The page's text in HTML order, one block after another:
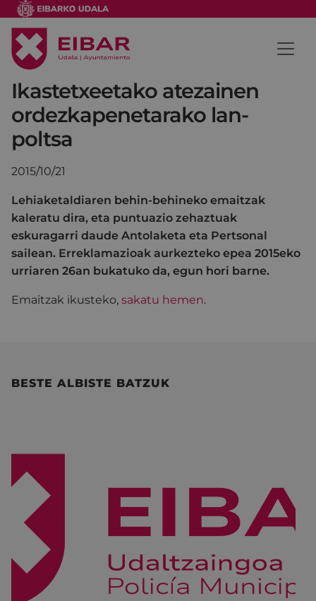
Ikastetxeetako atezainen
ordezkapenetarako lan-
poltsa
2015/10/21
Lehiaketaldiaren behin-behineko emaitzak
kaleratu dira, eta puntuazio zehaztuak
eskuragarri daude Antolaketa eta Pertsonal
sailean. Erreklamazioak aurkezteko epea 2015eko
urriaren 26an bukatuko da, egun hori barne.
Emaitzak ikusteko, sakatu hemen.
BESTE ALBISTE BATZUK